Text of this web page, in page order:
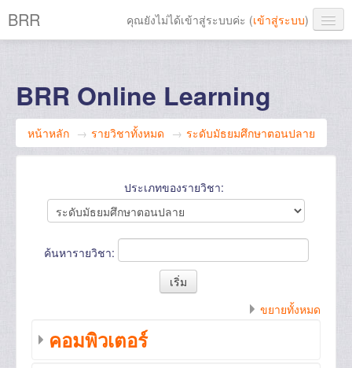
BRR คุณยังไม่ได้เข้าสู่ระบบค่ะ (เข้าสู่ระบบ)
BRR Online Learning
หน้าหลัก → รายวิชาทั้งหมด → ระดับมัธยมศึกษาตอนปลาย
ประเภทของรายวิชา:
ค้นหารายวิชา:
ขยายทั้งหมด
คอมพิวเตอร์